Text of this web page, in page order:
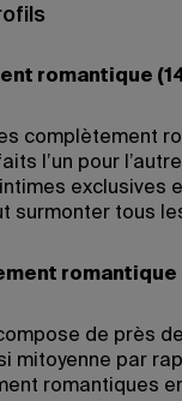
romantique
complètement
l’un pour
exclusives
surmonter tous
romantique
de près
mitoyenne par
romantiques